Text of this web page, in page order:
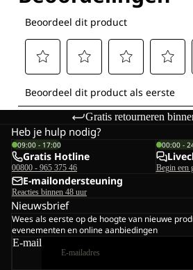
Gratis retourneren
Heb je hulp nodig?
09:00 - 17:00
Gratis Hotline
00800 - 965 375 46
00:00 -
Begin een
E-mailondersteuning
Reacties binnen 48 uur
Nieuwsbrief
Wees als eerste op de hoogte van nieuwe
evenementen en online aanbiedingen
E-mail